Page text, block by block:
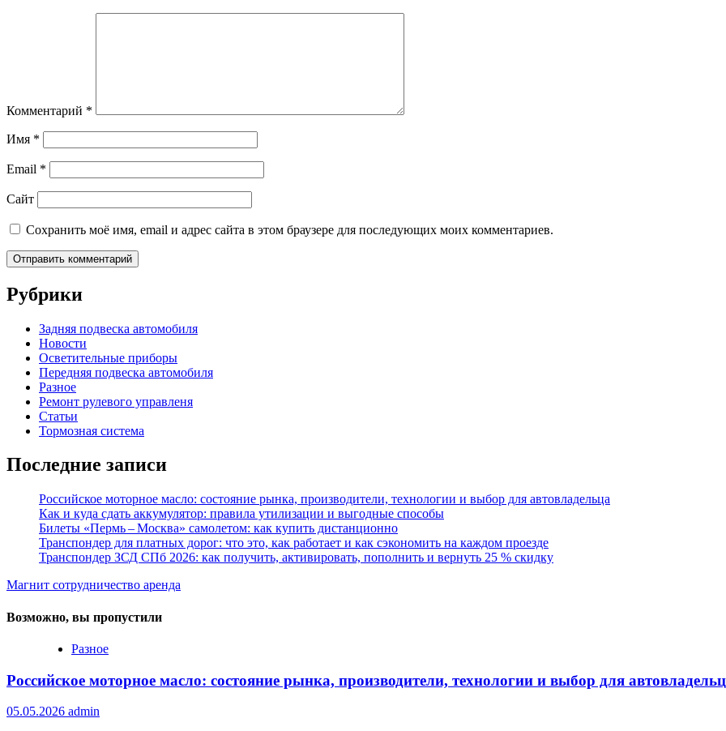
Комментарий *
Имя *
Email *
Сайт
Сохранить моё имя, email и адрес сайта в этом браузере для последующих моих комментариев.
Рубрики
Задняя подвеска автомобиля
Новости
Осветительные приборы
Передняя подвеска автомобиля
Разное
Ремонт рулевого управленя
Статьи
Тормозная система
Последние записи
Российское моторное масло: состояние рынка, производители, технологии и выбор для автовладельца
Как и куда сдать аккумулятор: правила утилизации и выгодные способы
Билеты «Пермь – Москва» самолетом: как купить дистанционно
Транспондер для платных дорог: что это, как работает и как сэкономить на каждом проезде
Транспондер ЗСД СПб 2026: как получить, активировать, пополнить и вернуть 25 % скидку
Магнит сотрудничество аренда
Возможно, вы пропустили
Разное
Российское моторное масло: состояние рынка, производители, технологии и выбор для
05.05.2026 admin